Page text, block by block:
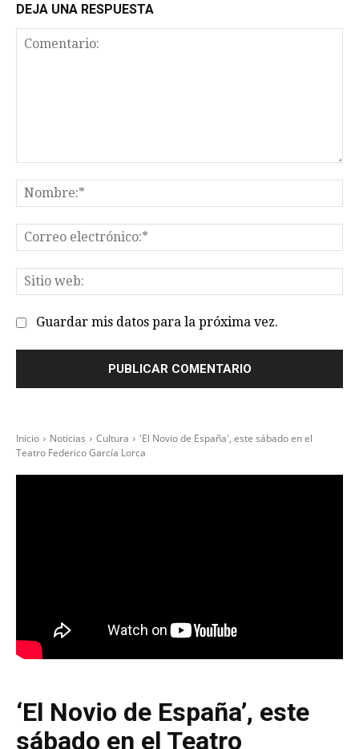
DEJA UNA RESPUESTA
Guardar mis datos para la próxima vez.